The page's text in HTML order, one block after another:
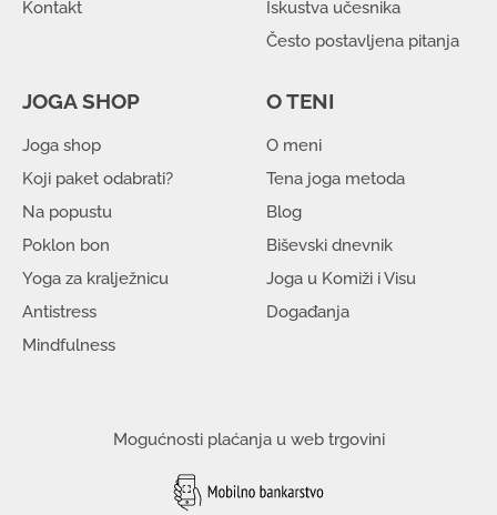
Kontakt
Iskustva učesnika
Često postavljena pitanja
JOGA SHOP
Joga shop
Koji paket odabrati?
Na popustu
Poklon bon
Yoga za kralježnicu
Antistress
Mindfulness
O TENI
O meni
Tena joga metoda
Blog
Biševski dnevnik
Joga u Komiži i Visu
Događanja
Mogućnosti plaćanja u web trgovini